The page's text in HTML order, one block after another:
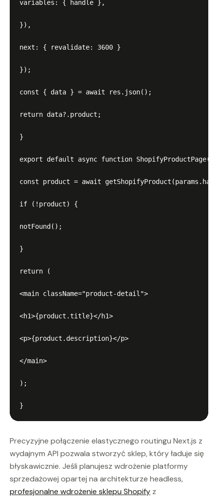
variables: { handle },
}),
next: { revalidate: 3600 }
});
const { data } = await res.json();
return data?.product;
}
export default async function
const product = await
if (!product) {
notFound();
}
return (
<main className="product-detail">
<h1>{product.title}</h1>
<p>{product.description}</p>
</main>
);
Precyzyjne połączenie elastycznego routingu Next.js z
wydajnym API pozwala stworzyć sklep, który ładuje się
błyskawicznie. Jeśli planujesz wdrożenie platformy
sprzedażowej opartej na architekturze headless,
profesjonalne wdrożenie sklepu Shopify z